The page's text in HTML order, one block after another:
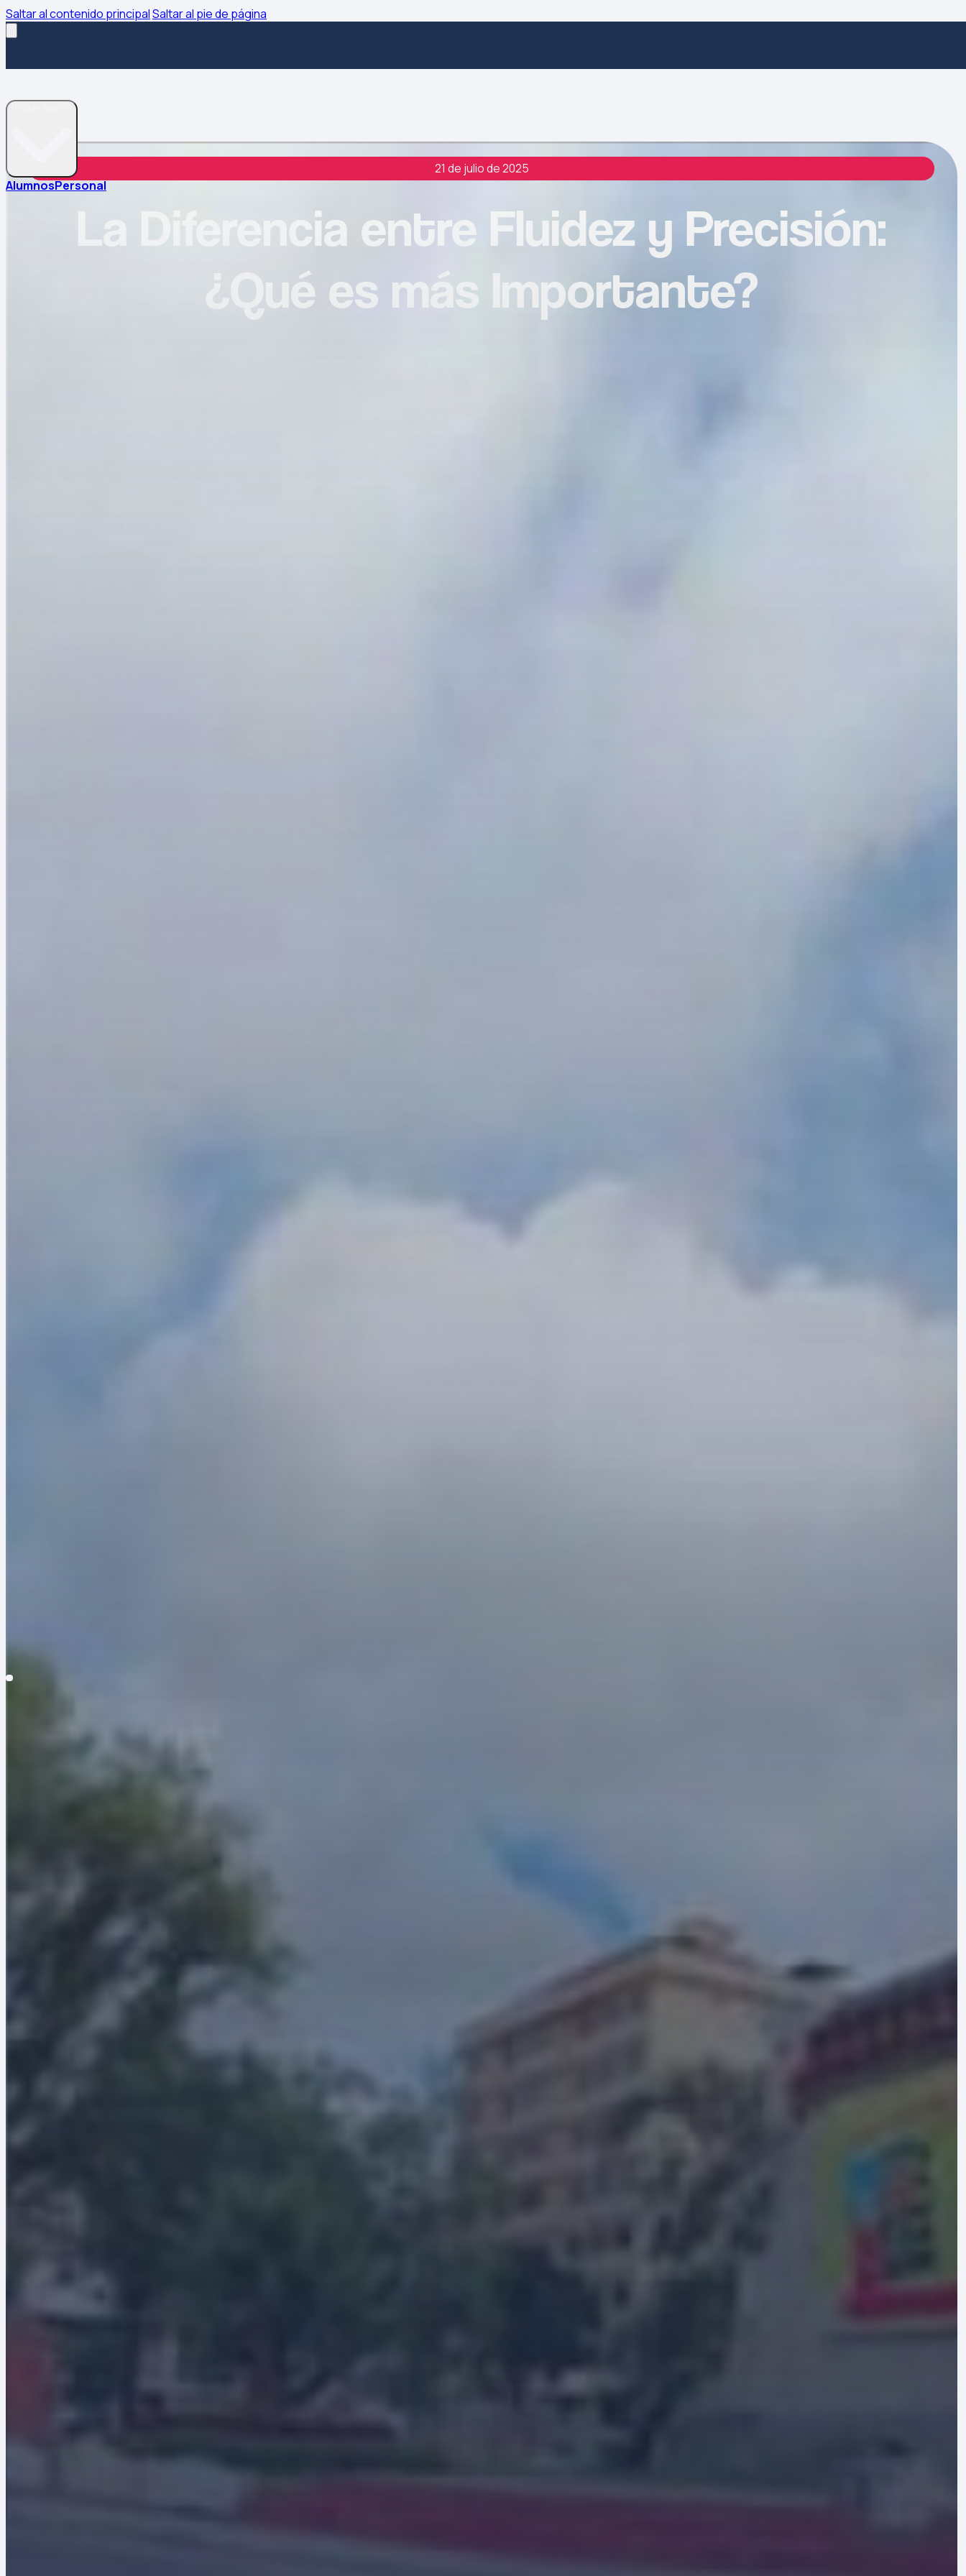
Saltar al contenido principalSaltar al pie de página
AlumnosPersonal
21 de julio de 2025
La Diferencia entre Fluidez y Precisión:
¿Qué es más Importante?